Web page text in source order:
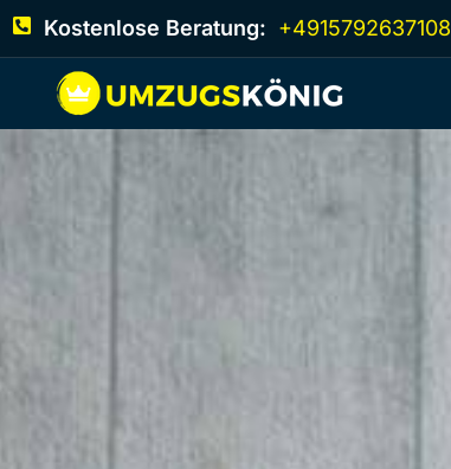
Kostenlose Beratung: +4915792637108